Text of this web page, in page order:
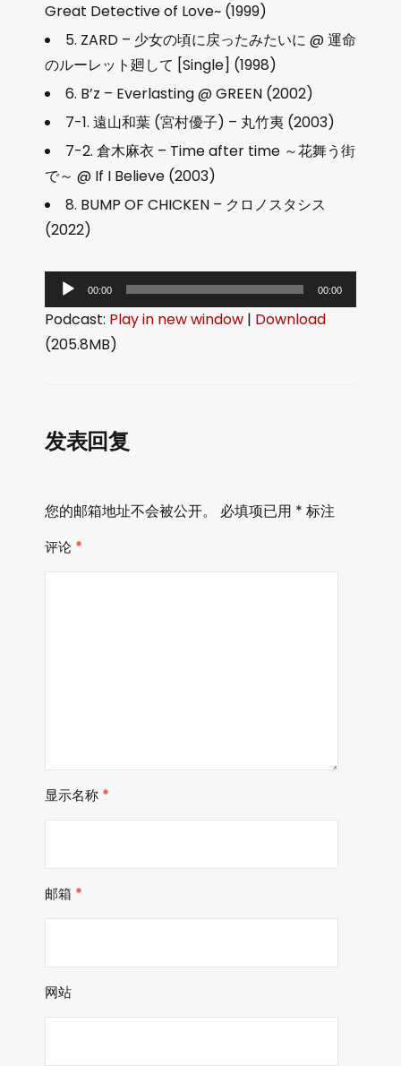
Great Detective of Love~ (1999)
5. ZARD – 少女の頃に戻ったみたいに @ 運命
のルーレット廻して [Single] (1998)
6. B’z – Everlasting @ GREEN (2002)
7-1. 遠山和葉 (宮村優子) – 丸竹夷 (2003)
7-2. 倉木麻衣 – Time after time ～花舞う街
で～ @ If I Believe (2003)
8. BUMP OF CHICKEN – クロノスタシス
(2022)
频
播
放
00:00 00:00
Podcast: Play in new window | Download
(205.8MB)
发表回复
您的邮箱地址不会被公开。 必填项已用 * 标注
评论 *
显示名称 *
邮箱 *
网站